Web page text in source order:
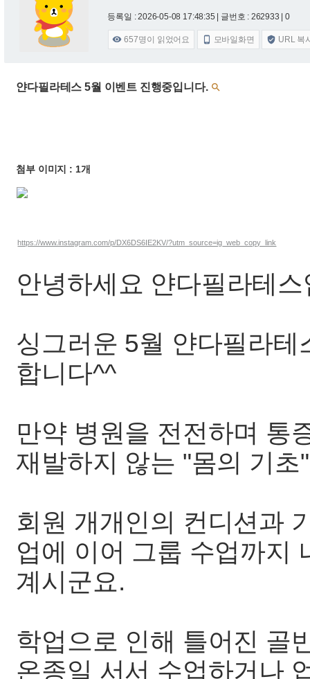
등록일 : 2026-05-08 17:48:35 | 글번호 : 262933 | 0
 657명이 읽었어요  모바일화면  URL 복
얀다필라테스 5월 이벤트 진행중입니다. 
첨부 이미지 : 1개
https://www.instagram.com/p/DX6DS6IE2KV/?utm_source=ig_web_copy_link
안녕하세요 얀다필라테
싱그러운 5월 얀다필라
합니다^^
만약 병원을 전전하며 통
재발하지 않는 "몸의 기
회원 개개인의 컨디션과
업에 이어 그룹 수업까지
계시군요.
학업으로 인해 틀어진 골
온종일 서서 수업하거나